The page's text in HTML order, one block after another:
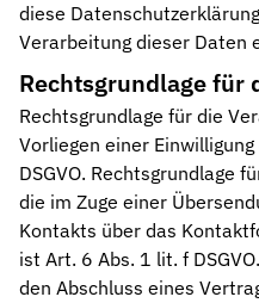
diese
Verarbeitung dieser Daten
Rechtsgrundlage für
Rechtsgrundlage für die
Vorliegen einer
DSGVO. Rechtsgrundlage
die im Zuge einer
Kontakts über das
ist Art. 6 Abs. 1 lit. f
den Abschluss eines